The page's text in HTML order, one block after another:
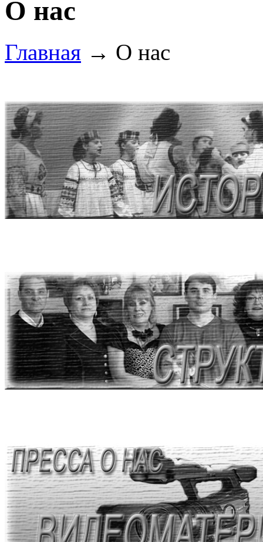
О нас
Главная → О нас